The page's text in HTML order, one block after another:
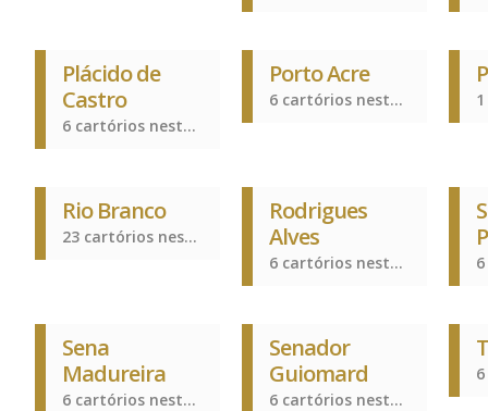
Plácido de
Castro
6 cartórios nesta cidade
Porto Acre
6 cartórios nesta cidade
Rio Branco
23 cartórios nesta cidade
Rodrigues
Alves
6 cartórios nesta cidade
Sena
Madureira
6 cartórios nesta cidade
Senador
Guiomard
6 cartórios nesta cidade